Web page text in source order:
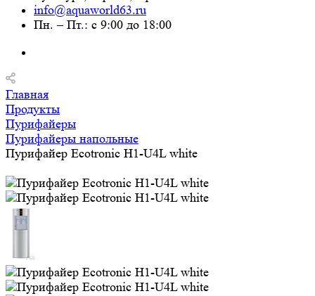
info@aquaworld63.ru
Пн. – Пт.: с 9:00 до 18:00
Главная
Продукты
Пурифайеры
Пурифайеры напольные
Пурифайер Ecotronic H1-U4L white